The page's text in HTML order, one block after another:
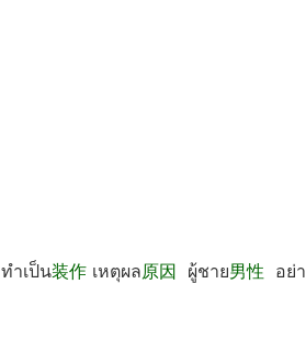
ทำเป็น装作 เหตุผล原因 ผู้ชาย男性 อย่า